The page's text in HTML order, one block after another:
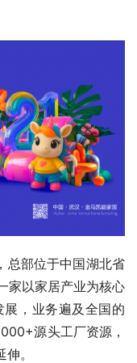
总部位于中国湖北省
家以家居产业为核心
，业务遍及全国的
源头工厂资源，
。